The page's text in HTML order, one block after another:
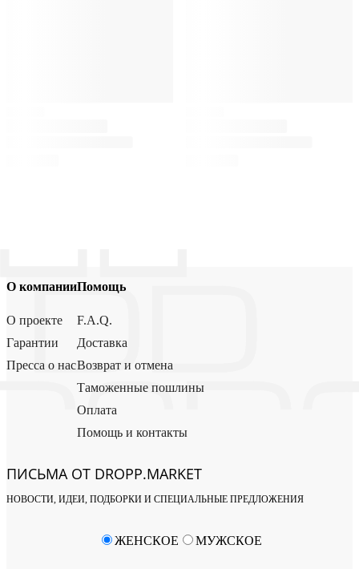
О компании
О проекте
Гарантии
Пресса о нас
Помощь
F.A.Q.
Доставка
Возврат и отмена
Таможенные пошлины
Оплата
Помощь и контакты
ПИСЬМА ОТ DROPP.MARKET
НОВОСТИ, ИДЕИ, ПОДБОРКИ И СПЕЦИАЛЬНЫЕ ПРЕДЛОЖЕНИЯ
ЖЕНСКОЕ МУЖСКОЕ